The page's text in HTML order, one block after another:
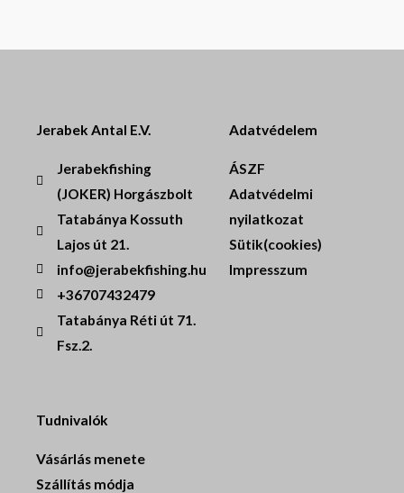
Jerabek Antal E.V.
Jerabekfishing
(JOKER) Horgászbolt
Tatabánya Kossuth
Lajos út 21.
info@jerabekfishing.hu
+36707432479
Tatabánya Réti út 71.
Fsz.2.
Adatvédelem
ÁSZF
Adatvédelmi
nyilatkozat
Sütik(cookies)
Impresszum
Tudnivalók
Vásárlás menete
Szállítás módja